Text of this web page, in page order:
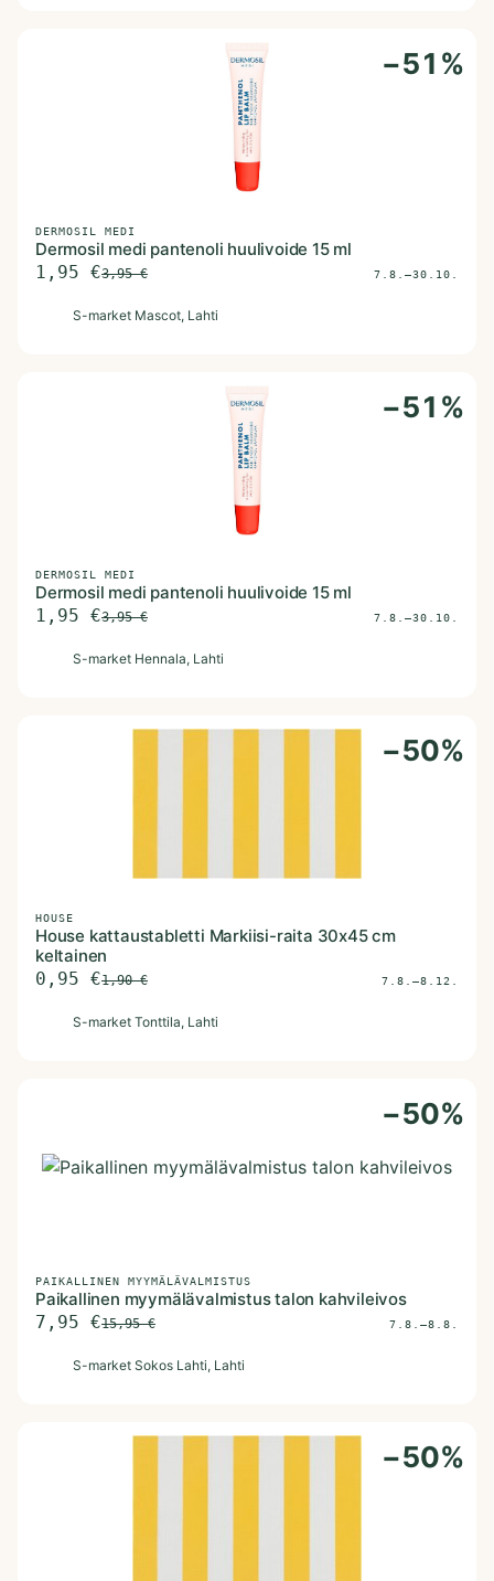
−51 %
DERMOSIL MEDI
Dermosil medi pantenoli huulivoide 15 ml
1,95 €3,95€ 7.8.–30.10.
S-market Mascot, Lahti
−51 %
DERMOSIL MEDI
Dermosil medi pantenoli huulivoide 15 ml
1,95 €3,95€ 7.8.–30.10.
S-market Hennala, Lahti
−50%
HOUSE
House kattaustabletti Markiisi-raita 30x45 cm
keltainen
0,95 €1,90€ 7.8.–8.12.
S-market Tonttila, Lahti
−50%
PAIKALLINEN MYYMÄLÄVALMISTUS
Paikallinen myymälävalmistus talon kahvileivos
7,95 €15,95€ 7.8.–8.8.
S-market Sokos Lahti, Lahti
−50%